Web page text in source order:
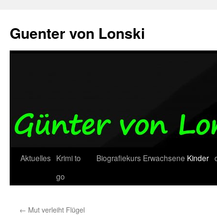
springen
Guenter von Lonski
Aktuelles Krimi to
go
Biografiekurs Erwachsene Kinder
← Mut verleiht Flügel